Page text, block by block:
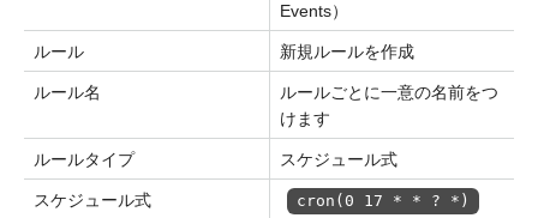
Events）
ルール 新規ルールを作成
ルール名
ルールごとに一意の名前をつ
けます
ルールタイプ スケジュール式
スケジュール式 cron(0 17 * * ? *)